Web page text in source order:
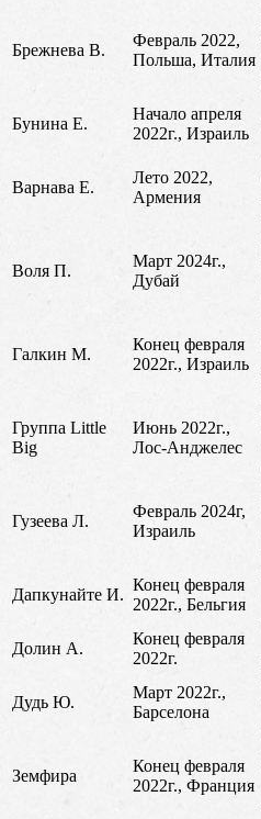
Брежнева В.
Февраль 2022,
Польша, Италия
Бунина Е.
Начало апреля
2022г., Израиль
Варнава Е.
Лето 2022,
Армения
Воля П.
Март 2024г.,
Дубай
Галкин М.
Конец февраля
2022г., Израиль
Группа Little
Big
Июнь 2022г.,
Лос-Анджелес
Гузеева Л.
Февраль 2024г,
Израиль
Дапкунайте И.
Конец февраля
2022г., Бельгия
Долин А.
Конец февраля
2022г.
Дудь Ю.
Март 2022г.,
Барселона
Земфира
Конец февраля
2022г., Франция